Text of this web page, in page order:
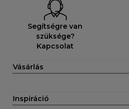
Segítségre van
szüksége?
Kapcsolat
Vásárlás
Inspiráció